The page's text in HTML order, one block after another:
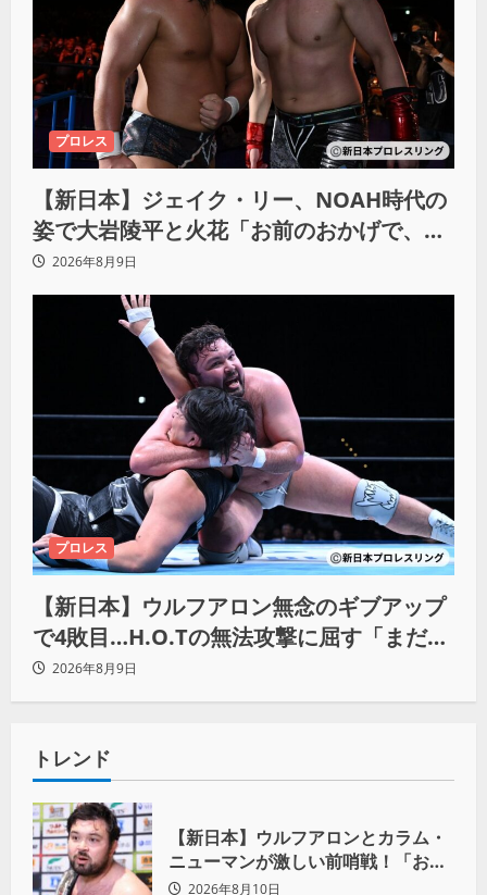
プロレス
【新日本】ジェイク・リー、NOAH時代の
姿で大岩陵平と火花「お前のおかげで、忘
れてたもの思い出したわ」
2026年8月9日
プロレス
【新日本】ウルフアロン無念のギブアップ
で4敗目…H.O.Tの無法攻撃に屈す「まだま
だ俺自身の力はこんなもんだなって」
2026年8月9日
トレンド
【新日本】ウルフアロンとカラム・
ニューマンが激しい前哨戦！「お前
は俺の胸毛にカラム(絡む)小バエと
2026年8月10日